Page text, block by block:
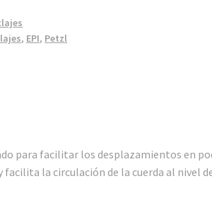
, EPI, Petzl
para facilitar los desplazamientos en
facilita la circulación de la cuerda al nivel